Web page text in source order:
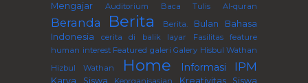
Mengajar
Auditorium Baca Tulis Al-quran
Beranda Berita Berita.
Bulan Bahasa
Indonesia
cerita di balik layar Fasilitas
feature
human interest Featured galeri Galery Hisbul Wathan
Hizbul Wathan
Home Informasi IPM
Karya Siswa Kreativitas Siswa